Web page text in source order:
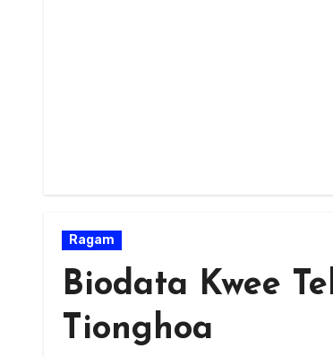
Ragam
Biodata Kwee
Tionghoa